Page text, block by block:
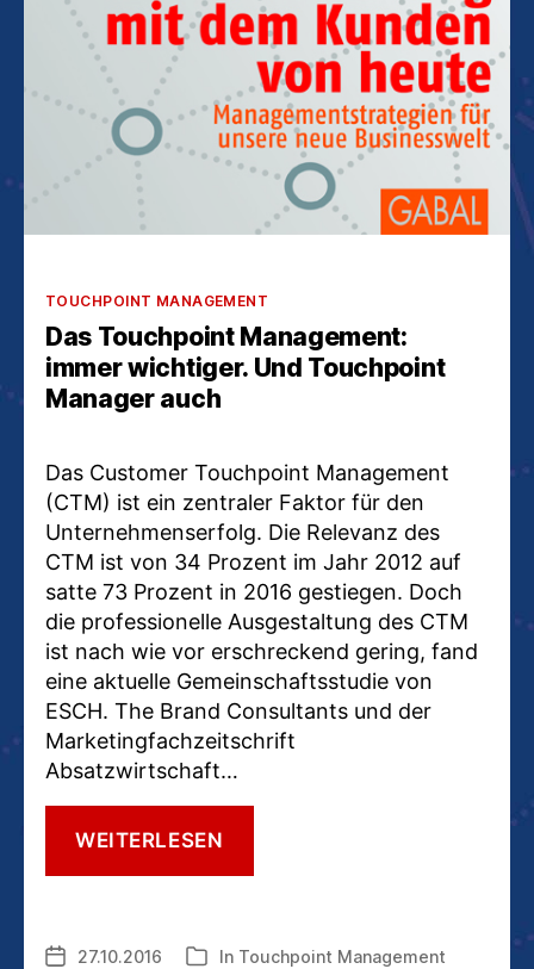
Kategorien
TOUCHPOINT MANAGEMENT
Das Touchpoint Management:
immer wichtiger. Und Touchpoint
Manager auch
Das Customer Touchpoint Management
(CTM) ist ein zentraler Faktor für den
Unternehmenserfolg. Die Relevanz des
CTM ist von 34 Prozent im Jahr 2012 auf
satte 73 Prozent in 2016 gestiegen. Doch
die professionelle Ausgestaltung des CTM
ist nach wie vor erschreckend gering, fand
eine aktuelle Gemeinschaftsstudie von
ESCH. The Brand Consultants und der
Marketingfachzeitschrift
Absatzwirtschaft…
WEITERLESEN
UND
Veröffentlichungsdatum
27.10.2016 Kategorien
In Touchpoint Management